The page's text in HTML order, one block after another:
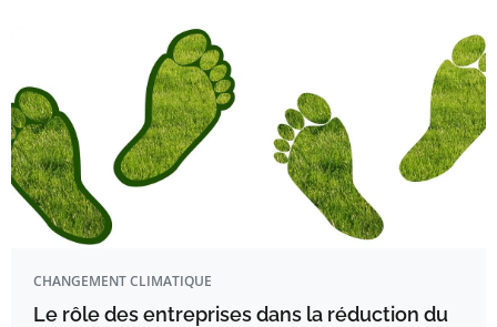
CHANGEMENT CLIMATIQUE
Le rôle des entreprises dans la réduction du